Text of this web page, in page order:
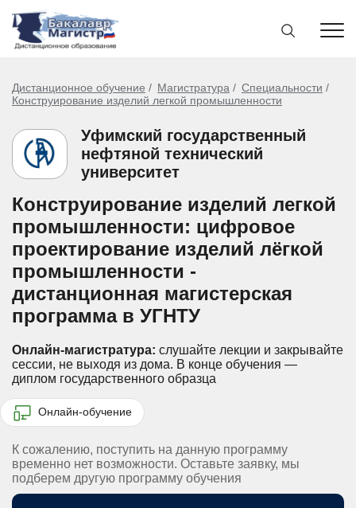
Дистанционное обучение Магистратура
Специальности
Конструирование изделий легкой промышленности
Уфимский государственный
нефтяной технический
университет
Конструирование изделий легкой
промышленности: цифровое
проектирование изделий лёгкой
промышленности -
дистанционная магистерская
программа в УГНТУ
Онлайн-магистратура: слушайте лекции и закрывайте
сессии, не выходя из дома. В конце обучения —
диплом государственного образца
Онлайн-обучение
К сожалению, поступить на данную программу
временно нет возможности. Оставьте заявку, мы
подберем другую программу обучения